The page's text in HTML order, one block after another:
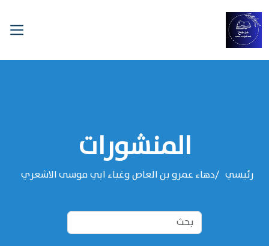
المنشورات
رئيسي دهاء عمرو بن العاص وغباء ابي موسى الاشعري